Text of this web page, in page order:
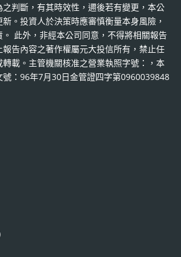
判斷，有其時效性，邇後若有變更，本公
。投資人於決策時應審慎衡量本身風險，
此外，非經本公司同意，不得將相關報告
告內容之著作權屬元大投信所有，禁止任
載。主管機關核准之營業執照字號：，本
：96年7月30日金管證四字第0960039848